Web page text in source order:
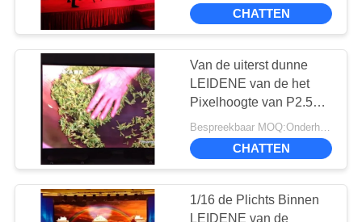
FABRIEKSREIS
KWALITEITSCONTROLE
CONTACTEER
ONS
NIEUWS
volledige kleur
geleide vertoning
P4.81 500*500mm
Kabinets Lange
CHATTEN
Van de uiterst dunne
LEIDENE van de het
Pixelhoogte van P2.5
Kleine de Hoge
Vernieuwingsfrequentie
1920Hz Vertoningsraad
Bespreekbaar MOQ:Onderhandeling
CHATTEN
1/16 de Plichts Binnen
LEIDENE van de